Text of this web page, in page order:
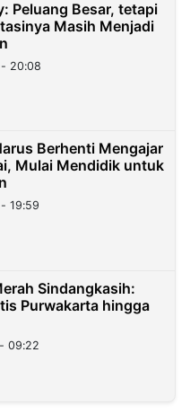
Peluang Besar, tetapi
Masih Menjadi
20:08
Berhenti Mengajar
Mulai Mendidik untuk
19:59
Sindangkasih:
Purwakarta hingga
09:22